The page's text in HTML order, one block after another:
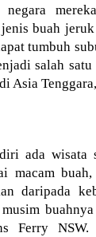
buah
tumbuh
salah
Asia
ada wisata
macam
daripada
Ferry